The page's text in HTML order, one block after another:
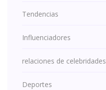
Tendencias
Influenciadores
relaciones de celebridades
Deportes